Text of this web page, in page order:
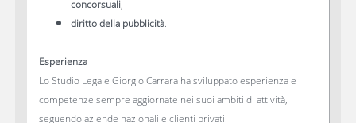
concorsuali,
diritto della pubblicità.
Esperienza
Lo Studio Legale Giorgio Carrara ha sviluppato esperienza e
competenze sempre aggiornate nei suoi ambiti di attività,
seguendo aziende nazionali e clienti privati.